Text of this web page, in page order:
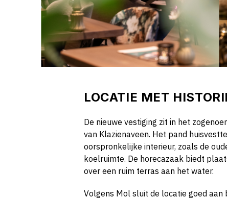
LOCATIE MET
De nieuwe vestiging zit in het
van Klazienaveen. Het pand
oorspronkelijke interieur, zoals de
koelruimte. De horecazaak biedt
over een ruim terras aan het water.
Volgens Mol sluit de locatie goed aan